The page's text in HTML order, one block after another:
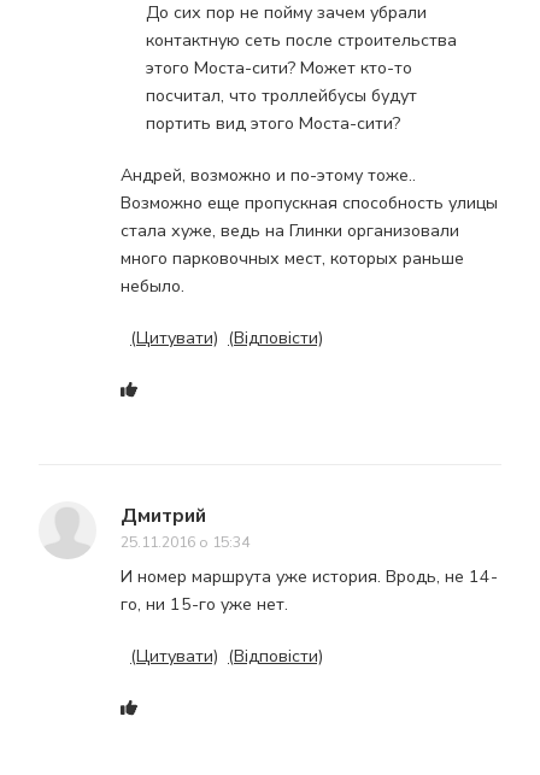
До сих пор не пойму зачем убрали
контактную сеть после строительства
этого Моста-сити? Может кто-то
посчитал, что троллейбусы будут
портить вид этого Моста-сити?
Андрей, возможно и по-этому тоже..
Возможно еще пропускная способность улицы
стала хуже, ведь на Глинки организовали
много парковочных мест, которых раньше
небыло.
(Цитувати) (Відповісти)
Дмитрий
25.11.2016 о 15:34
И номер маршрута уже история. Вродь, не 14-
го, ни 15-го уже нет.
(Цитувати) (Відповісти)